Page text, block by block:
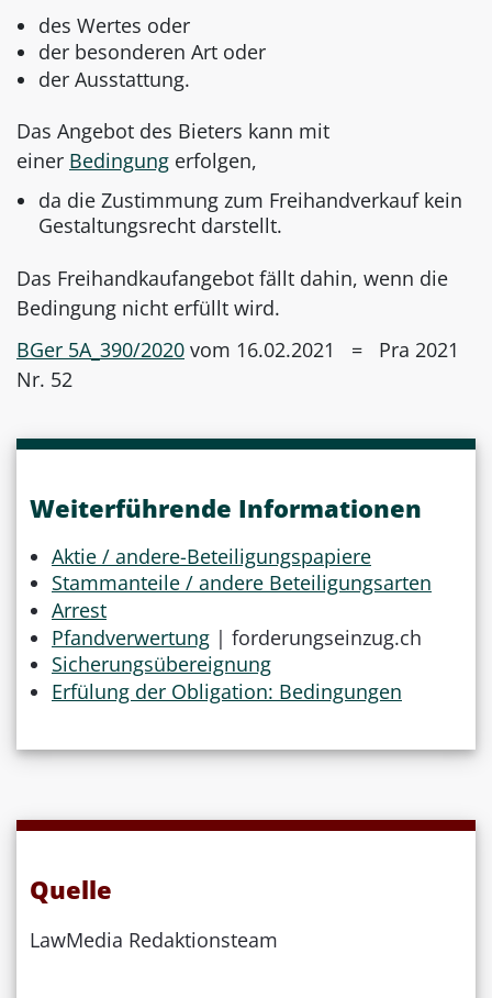
des Wertes oder
der besonderen Art oder
der Ausstattung.
Das Angebot des Bieters kann mit
einer Bedingung erfolgen,
da die Zustimmung zum Freihandverkauf kein
Gestaltungsrecht darstellt.
Das Freihandkaufangebot fällt dahin, wenn die
Bedingung nicht erfüllt wird.
BGer 5A_390/2020 vom 16.02.2021 = Pra 2021
Nr. 52
Weiterführende Informationen
Aktie / andere-Beteiligungspapiere
Stammanteile / andere Beteiligungsarten
Arrest
Pfandverwertung | forderungseinzug.ch
Sicherungsübereignung
Erfülung der Obligation: Bedingungen
Quelle
LawMedia Redaktionsteam